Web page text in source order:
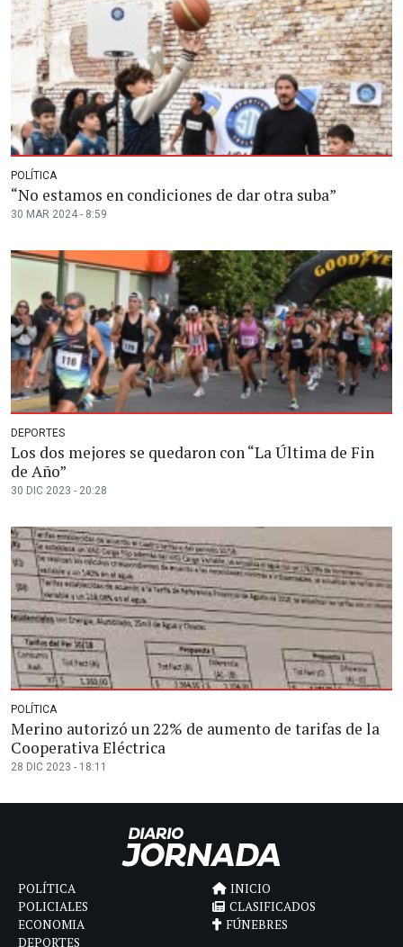
POLÍTICA
“No estamos en condiciones de dar otra suba”
30 MAR 2024 - 8:59
DEPORTES
Los dos mejores se quedaron con “La Última de Fin
de Año”
30 DIC 2023 - 20:28
POLÍTICA
Merino autorizó un 22% de aumento de tarifas de la
Cooperativa Eléctrica
28 DIC 2023 - 18:11
POLÍTICA
POLICIALES
ECONOMIA
DEPORTES
INICIO
CLASIFICADOS
FÚNEBRES